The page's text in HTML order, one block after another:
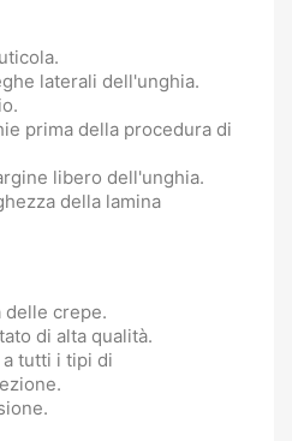
laterali dell'unghia.
prima della procedura di
libero dell'unghia.
della lamina
crepe.
di alta qualità.
tutti i tipi di